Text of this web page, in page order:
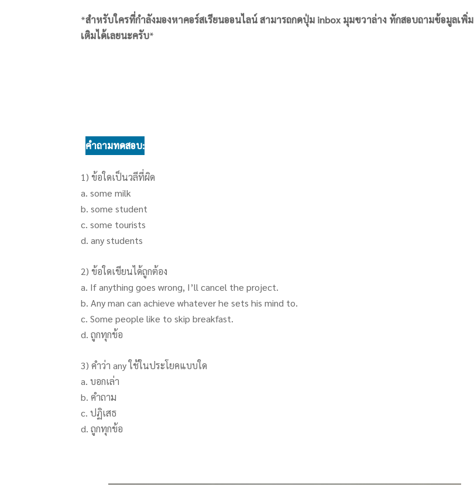
*สำหรับใครที่กำลังมองหาคอร์สเรียนออนไลน์ สามารถกดปุ่ม inbox มุมขวาล่าง ทักสอบถามข้อมูลเพิ่ม
เติมได้เลยนะครับ*
คำถามทดสอบ:
1) ข้อใดเป็นวลีที่ผิด
a. some milk
b. some student
c. some tourists
d. any students
2) ข้อใดเขียนได้ถูกต้อง
a. If anything goes wrong, I’ll cancel the project.
b. Any man can achieve whatever he sets his mind to.
c. Some people like to skip breakfast.
d. ถูกทุกข้อ
3) คำว่า any ใช้ในประโยคแบบใด
a. บอกเล่า
b. คำถาม
c. ปฏิเสธ
d. ถูกทุกข้อ